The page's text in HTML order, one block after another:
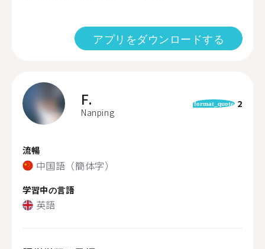
アプリをダウンロードする
F.
Nanping
format_quote 2
流暢
中国語（簡体字）
学習中の言語
英語